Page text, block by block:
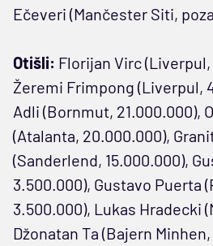
Ečeveri (Mančester Siti,
Otišli: Florijan Virc (Liverpul,
Žeremi Frimpong (Liverpul,
Adli (Bornmut, 21.000.000),
(Atalanta, 20.000.000),
(Sanderlend, 15.000.000),
3.500.000), Gustavo Puerta
3.500.000), Lukas Hradecki
Džonatan Ta (Bajern